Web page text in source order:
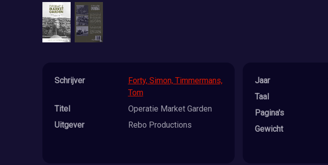
Schrijver
Forty, Simon, Timmermans,
Tom
Titel
Operatie Market Garden
Uitgever
Rebo Productions
Jaar
Taal
Pagina's
Gewicht